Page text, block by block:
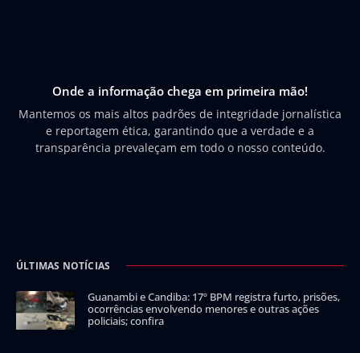
Onde a informação chega em primeira mão!
Mantemos os mais altos padrões de integridade jornalística
e reportagem ética, garantindo que a verdade e a
transparência prevaleçam em todo o nosso conteúdo.
ÚLTIMAS NOTÍCIAS
Guanambi e Candiba: 17º BPM registra furto, prisões,
ocorrências envolvendo menores e outras ações
policiais; confira